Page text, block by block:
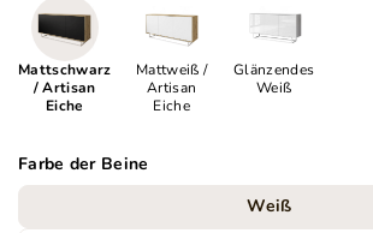
Mattschwarz
/ Artisan
Eiche
Mattweiß /
Artisan
Eiche
Glänzendes
Weiß
Farbe der Beine
Weiß